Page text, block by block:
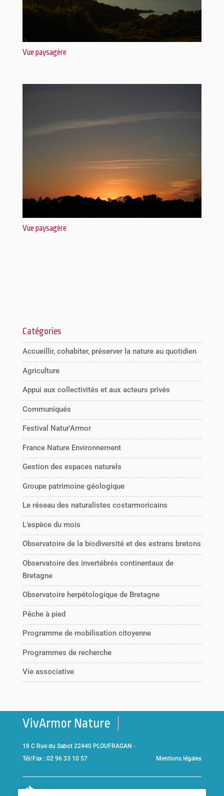
Vue paysagère
Vue paysagère
Catégories
Accueillir, cohabiter, préserver la nature au quotidien
Agriculture
Appui aux collectivités et aux acteurs privés
Communiqués
Festival Natur'Armor
France Nature Environnement
Gestion des espaces naturels
Groupe patrimoine géologique
Le réseau des naturalistes costarmoricains
L’espèce du mois
Observatoire de la biodiversité et des estrans bretons
Observatoire des invertébrés continentaux de
Bretagne
Observatoire herpétologique de Bretagne
Pêche à pied
Programme de mobilisation citoyenne
Programmes de recherche
Vie associative
VivArmor Nature
18 C Rue du Sabot 22440 PLOUFRAGAN -
Tél/Fax : 02 96 33 10 57
Mentions légales